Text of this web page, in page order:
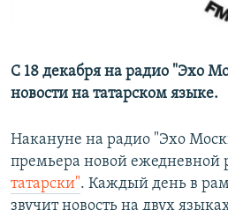
С 18 декабря на радио "Эхо
новости на татарском языке.
Накануне на радио "Эхо
премьера новой ежедневной
татарски". Каждый день в
звучит новость на двух